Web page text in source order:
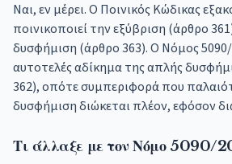
Ναι, εν μέρει. Ο Ποινικός Κώδικας
ποινικοποιεί την εξύβριση (άρθρο
δυσφήμιση (άρθρο 363). Ο Νόμος
αυτοτελές αδίκημα της απλής
362), οπότε συμπεριφορά που
δυσφήμιση διώκεται πλέον, εφόσον
Τι άλλαξε με τον Νόμο 5090/